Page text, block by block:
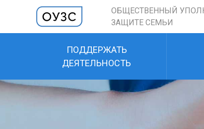
ОБЩЕСТВЕННЫЙ
ЗАЩИТЕ СЕМЬИ
ПОДДЕРЖАТЬ
ДЕЯТЕЛЬНОСТЬ